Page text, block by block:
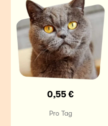
0,55 €
Pro Tag